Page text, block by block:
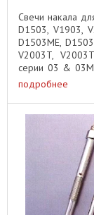
Свечи накала
D1503, V1903,
D1503ME,
V2003T,
серии 03 &
для мини и миди
подробнее